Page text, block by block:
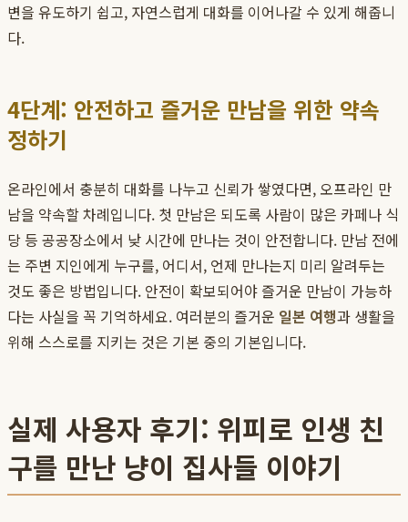
변을 유도하기 쉽고, 자연스럽게 대화를 이어나갈 수 있게 해줍니
다.
4단계: 안전하고 즐거운 만남을 위한 약속
정하기
온라인에서 충분히 대화를 나누고 신뢰가 쌓였다면, 오프라인 만
남을 약속할 차례입니다. 첫 만남은 되도록 사람이 많은 카페나 식
당 등 공공장소에서 낮 시간에 만나는 것이 안전합니다. 만남 전에
는 주변 지인에게 누구를, 어디서, 언제 만나는지 미리 알려두는
것도 좋은 방법입니다. 안전이 확보되어야 즐거운 만남이 가능하
다는 사실을 꼭 기억하세요. 여러분의 즐거운 일본 여행과 생활을
위해 스스로를 지키는 것은 기본 중의 기본입니다.
실제 사용자 후기: 위피로 인생 친
구를 만난 냥이 집사들 이야기